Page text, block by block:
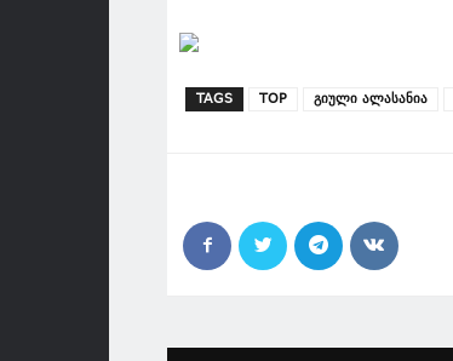
TAGS TOP გიული ალასანია